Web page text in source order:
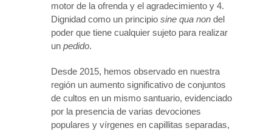
motor de la ofrenda y el agradecimiento y 4.
Dignidad como un principio sine qua non del
poder que tiene cualquier sujeto para realizar
un pedido.
Desde 2015, hemos observado en nuestra
región un aumento significativo de conjuntos
de cultos en un mismo santuario, evidenciado
por la presencia de varias devociones
populares y vírgenes en capillitas separadas,